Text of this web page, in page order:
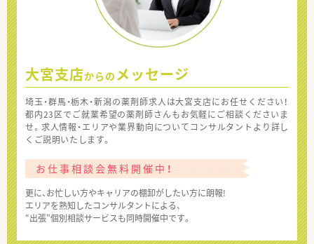
大宮支店からの メッセージ
埼玉・群馬・栃木・新潟の薬剤師求人は大宮支店にお任せください！
都内23区でご就業希望の薬剤師さんもお気軽にご相談くださいま
せ。求人情報・エリアや業界動向についてコンサルタントより詳し
くご説明いたします。
お仕事相談会無料開催中！
更に、お忙しい方やキャリアの棚卸がしたい方に朗報!
エリアを熟知したコンサルタントによる、
“出張”個別相談サービスも同時開催中です。